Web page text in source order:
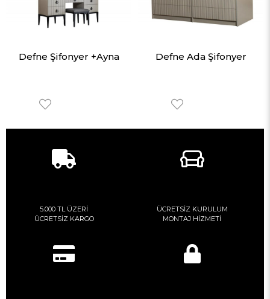
Defne Şifonyer +Ayna Defne Ada Şifonyer
5.000 TL ÜZERİ
ÜCRETSİZ KARGO
ÜCRETSİZ KURULUM
MONTAJ HİZMETİ